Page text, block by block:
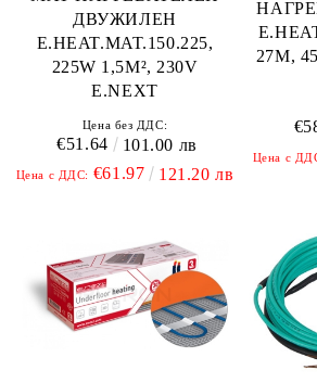
ДВУЖИЛЕН
E.HEAT.MAT.150.225,
225W 1,5M², 230V
E.NEXT
Цена без ДДС:
€51.64 101.00 лв
Цена с ДДС: €61.97 121.20 лв
27М,
Цена с